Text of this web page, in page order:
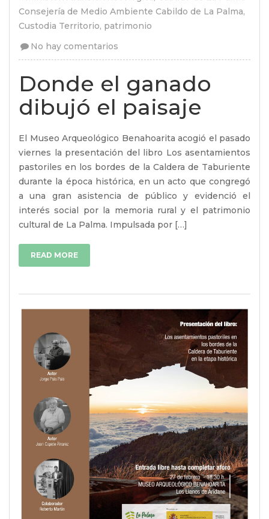
Consejería de Medio Ambiente Cabildo de La Palma,
Custodia Territorio, patrimonio
No hay comentarios
Donde el ganado
dibujó el paisaje
El Museo Arqueológico Benahoarita acogió el pasado
viernes la presentación del libro Los asentamientos
pastoriles en los bordes de la Caldera de Taburiente
durante la época histórica, en un acto que congregó
a una gran asistencia de público y evidenció el
interés social por la memoria rural y el patrimonio
cultural de La Palma. Impulsada por […]
READ MORE